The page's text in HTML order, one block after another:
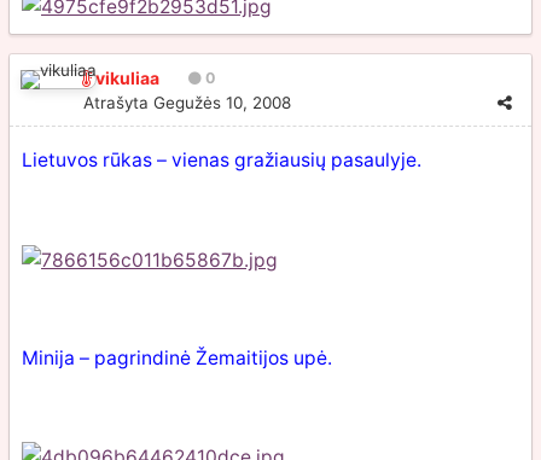
vikuliaa 0
Atrašyta Gegužės 10, 2008
Lietuvos rūkas – vienas gražiausių pasaulyje.
Minija – pagrindinė Žemaitijos upė.